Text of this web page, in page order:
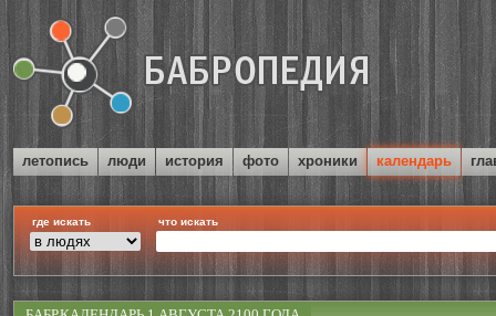
летопись люди история фото хроники календарь
где искать что искать